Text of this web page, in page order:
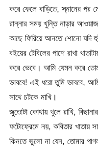
করে ফেলে বাড়িতে, স্নানের পর
রান্নার সময় খুন্তি নাড়ার
কাছে ফিরিয়ে আনতে শোনো যদি
বইয়ের টেবিলের পাশে রাখা
করে ভেবে। আমি যেমন করে
ভাববে! এই ধরো তুমি ভাববে,
সাথে চটকে মাখি।
জুতোটা কোথায় খুলে রাখি,
ফটোফ্রেমে নয়, কবিতার খাতায়
কিনতে ভুলো না যেন, তোমার